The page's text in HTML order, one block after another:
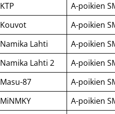
KTP A-poikien
Kouvot A-poikien
Namika Lahti A-poikien
Namika Lahti 2 A-poikien
Masu-87 A-poikien
MiNMKY
A-poikien